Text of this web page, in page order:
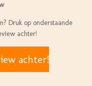
e
d
I
n
Druk op onderstaande
achter!
achter!